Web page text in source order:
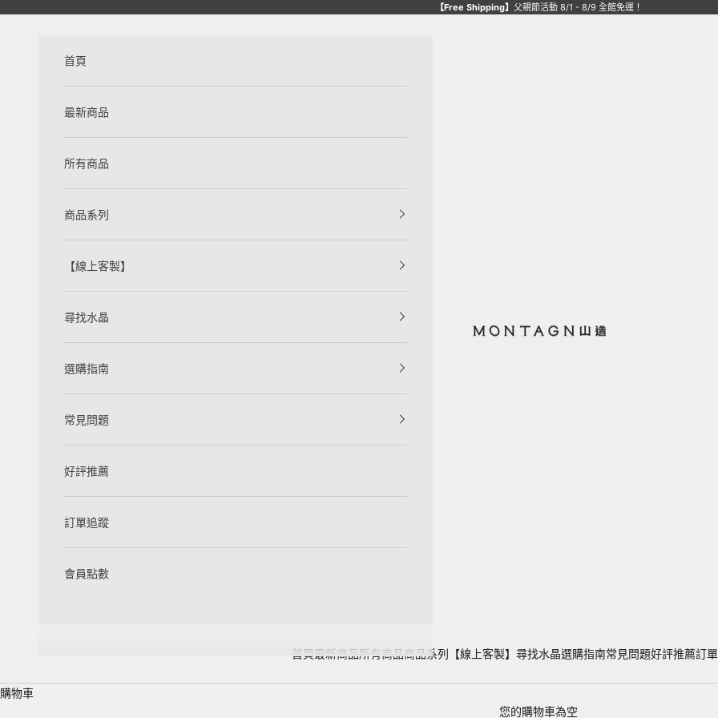
【Free Shipping】 父親節活動 8/1 - 8/9 全館免運！
Montagne de Pierre
首頁最新商品所有商品商品系列 【線上客製】 尋找水晶選購指南常見問題好評推薦訂
首頁
最新商品
所有商品
商品系列
【線上客製】
尋找水晶
選購指南
常見問題
好評推薦
訂單追蹤
會員點數
購物車
您的購物車為空